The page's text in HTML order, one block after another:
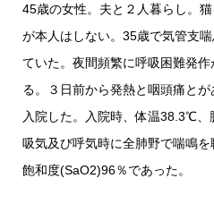
45歳の女性。夫と２人暮らし。
が本人はしない。35歳で気管支
ていた。夜間頻繁に呼吸困難発
る。３日前から発熱と咽頭痛と
入院した。入院時、体温38.3℃、
吸気及び呼気時に全肺野で喘鳴
飽和度(SaO2)96％であった。